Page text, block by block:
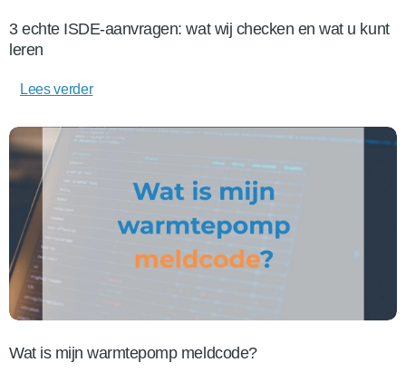
3 echte ISDE-aanvragen: wat wij checken en wat u kunt
leren
Lees verder
Wat is mijn warmtepomp meldcode?